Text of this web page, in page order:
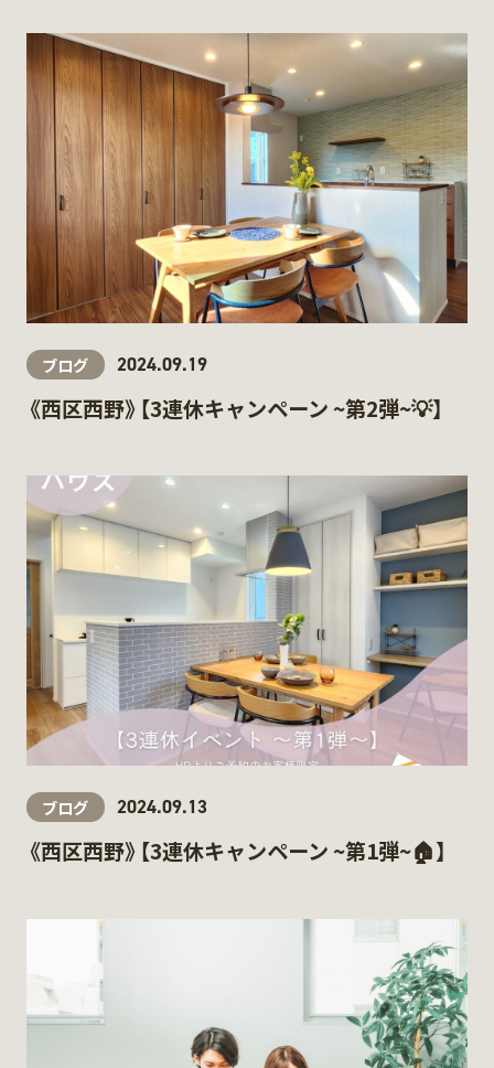
ブログ 2024.09.19
《西区西野》【3連休キャンペーン ~第2弾~💡】
ブログ 2024.09.13
《西区西野》【3連休キャンペーン ~第1弾~🏠】